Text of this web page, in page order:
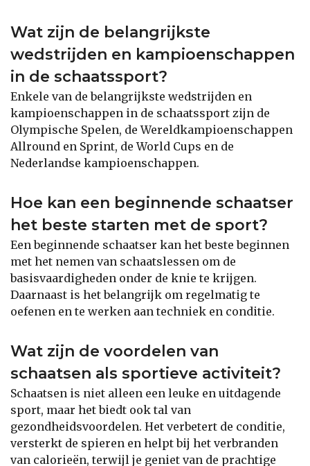
Wat zijn de belangrijkste
wedstrijden en kampioenschappen
in de schaatssport?
Enkele van de belangrijkste wedstrijden en
kampioenschappen in de schaatssport zijn de
Olympische Spelen, de Wereldkampioenschappen
Allround en Sprint, de World Cups en de
Nederlandse kampioenschappen.
Hoe kan een beginnende schaatser
het beste starten met de sport?
Een beginnende schaatser kan het beste beginnen
met het nemen van schaatslessen om de
basisvaardigheden onder de knie te krijgen.
Daarnaast is het belangrijk om regelmatig te
oefenen en te werken aan techniek en conditie.
Wat zijn de voordelen van
schaatsen als sportieve activiteit?
Schaatsen is niet alleen een leuke en uitdagende
sport, maar het biedt ook tal van
gezondheidsvoordelen. Het verbetert de conditie,
versterkt de spieren en helpt bij het verbranden
van calorieën, terwijl je geniet van de prachtige